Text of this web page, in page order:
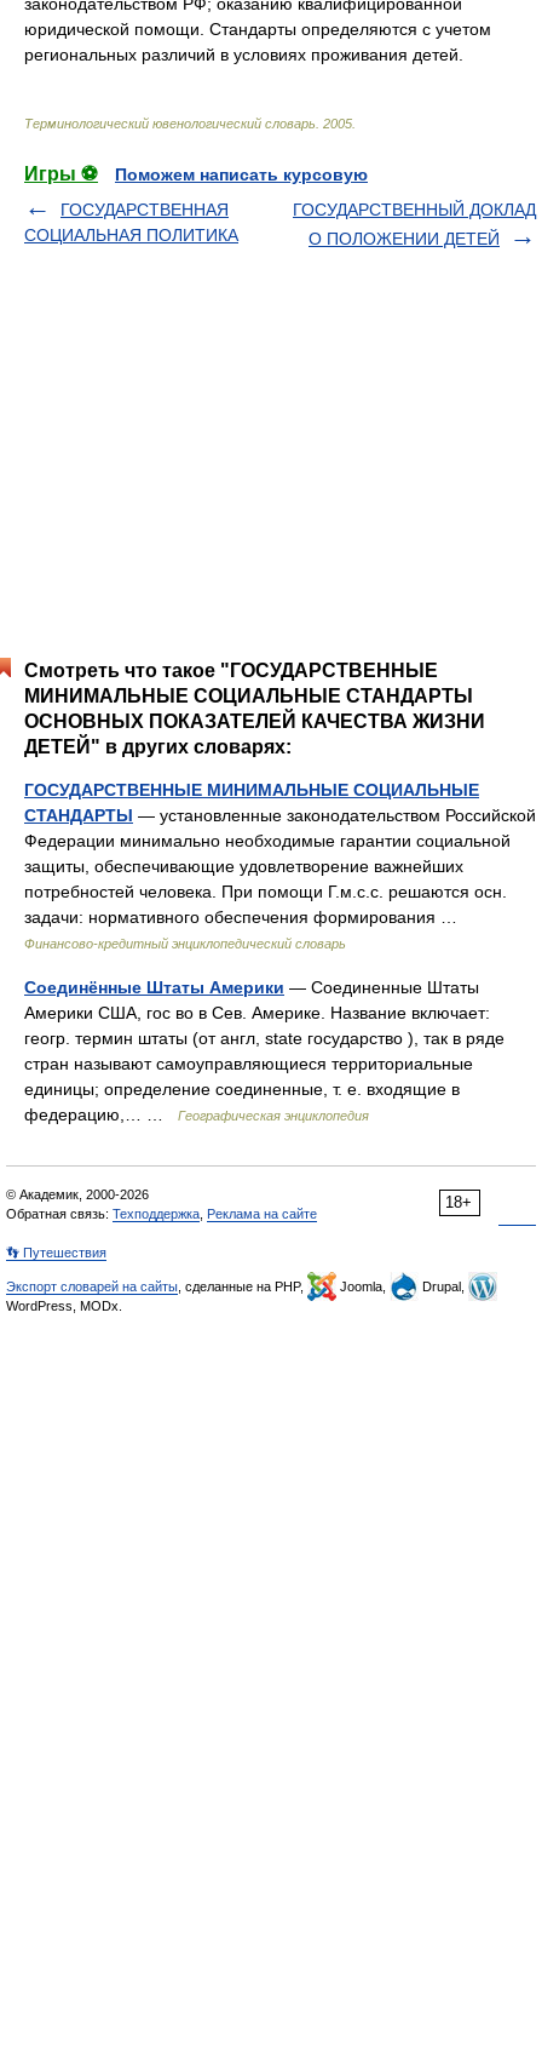
юридической помощи. Стандарты определяются с учетом
региональных различий в условиях проживания детей.
Терминологический ювенологический словарь 2005
Игры ⚽
Поможем написать курсовую
ГОСУДАРСТВЕННАЯ
СОЦИАЛЬНАЯ ПОЛИТИКА
ГОСУДАРСТВЕННЫЙ ДОКЛАД
О ПОЛОЖЕНИИ ДЕТЕЙ
Смотреть что такое "ГОСУДАРСТВЕННЫЕ
МИНИМАЛЬНЫЕ СОЦИАЛЬНЫЕ СТАНДАРТЫ
ОСНОВНЫХ ПОКАЗАТЕЛЕЙ КАЧЕСТВА ЖИЗНИ
ДЕТЕЙ" в других словарях:
ГОСУДАРСТВЕННЫЕ МИНИМАЛЬНЫЕ СОЦИАЛЬНЫЕ
СТАНДАРТЫ — установленные законодательством Российской
Федерации минимально необходимые гарантии социальной
защиты, обеспечивающие удовлетворение важнейших
потребностей человека. При помощи Г.м.с.с. решаются осн.
задачи: нормативного обеспечения формирования …
Финансово-кредитный энциклопедический словарь
Соединённые Штаты Америки — Соединенные Штаты
Америки США, гос во в Сев. Америке. Название включает:
геогр. термин штаты (от англ, state государство ), так в ряде
стран называют самоуправляющиеся территориальные
единицы; определение соединенные, т. е. входящие в
федерацию,… …
Географическая энциклопедия
18+
© Академик, 2000-2026
Обратная связь: Техподдержка Реклама на сайте
👣 Путешествия
Экспорт словарей на сайты , сделанные на PHP, Joomla,
Drupal,
WordPress, MODx.